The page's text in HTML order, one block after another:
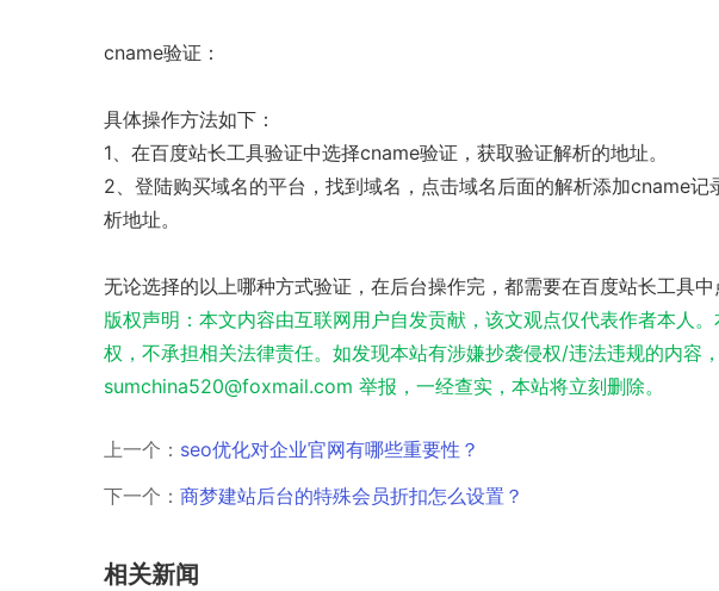
cname验证：
具体操作方法如下：
1、在百度站长工具验证中选择cname验证，获取验证解析的地址。
2、登陆购买域名的平台，找到域名，点击域名后面的解析添加cname
析地址。
无论选择的以上哪种方式验证，在后台操作完，都需要在百度站长工具中
版权声明：本文内容由互联网用户自发贡献，该文观点仅代表作者本人
权，不承担相关法律责任。如发现本站有涉嫌抄袭侵权/违法违规的内容
sumchina520@foxmail.com 举报，一经查实，本站将立刻删除。
上一个： seo优化对企业官网有哪些重要性？
下一个： 商梦建站后台的特殊会员折扣怎么设置？
相关新闻